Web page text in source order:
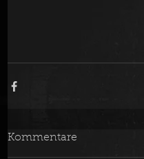
Kommentare